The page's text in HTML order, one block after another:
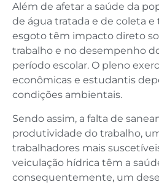
Além de afetar a saúde da
de água tratada e de coleta
esgoto têm impacto direto
trabalho e no desempenho
período escolar. O pleno
econômicas e estudantis
condições ambientais.
Sendo assim, a falta de
produtividade do trabalho,
trabalhadores mais
veiculação hídrica têm a
consequentemente, um